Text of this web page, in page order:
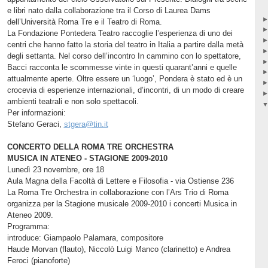
e libri nato dalla collaborazione tra il Corso di Laurea Dams
dell’Università Roma Tre e il Teatro di Roma.
La Fondazione Pontedera Teatro raccoglie l’esperienza di uno dei
centri che hanno fatto la storia del teatro in Italia a partire dalla metà
degli settanta. Nel corso dell’incontro In cammino con lo spettatore,
Bacci racconta le scommesse vinte in questi quarant’anni e quelle
attualmente aperte. Oltre essere un ‘luogo’, Pondera è stato ed è un
crocevia di esperienze internazionali, d’incontri, di un modo di creare
ambienti teatrali e non solo spettacoli.
Per informazioni:
Stefano Geraci, stgera@tin.it
CONCERTO DELLA ROMA TRE ORCHESTRA
MUSICA IN ATENEO - STAGIONE 2009-2010
Lunedì 23 novembre, ore 18
Aula Magna della Facoltà di Lettere e Filosofia - via Ostiense 236
La Roma Tre Orchestra in collaborazione con l’Ars Trio di Roma
organizza per la Stagione musicale 2009-2010 i concerti Musica in
Ateneo 2009.
Programma:
introduce: Giampaolo Palamara, compositore
Haude Morvan (flauto), Niccolò Luigi Manco (clarinetto) e Andrea
Feroci (pianoforte)